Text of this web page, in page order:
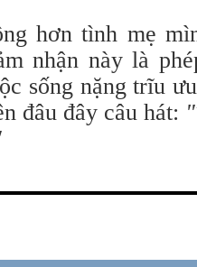
hơn tình mẹ
nhận này là
sống nặng trĩu
đâu đây câu hát: